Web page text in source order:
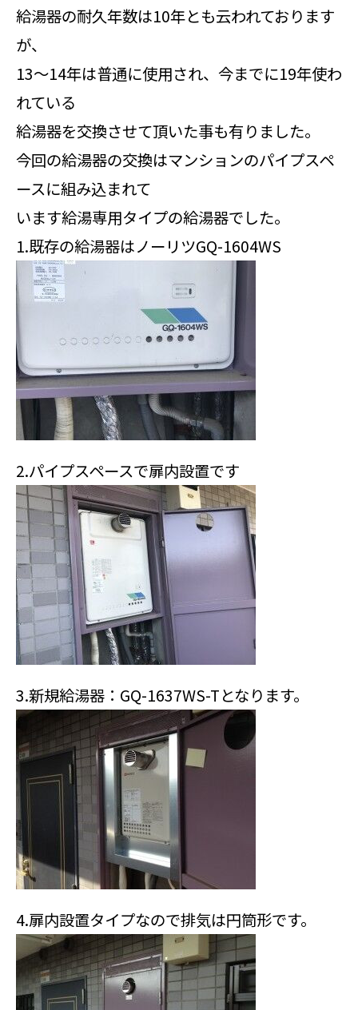
給湯器の耐久年数は10年とも云われております
が、
13～14年は普通に使用され、今までに19年使わ
れている
給湯器を交換させて頂いた事も有りました。
今回の給湯器の交換はマンションのパイプスペ
ースに組み込まれて
います給湯専用タイプの給湯器でした。
1.既存の給湯器はノーリツGQ-1604WS
2.パイプスペースで扉内設置です
3.新規給湯器：GQ-1637WS-Tとなります。
4.扉内設置タイプなので排気は円筒形です。